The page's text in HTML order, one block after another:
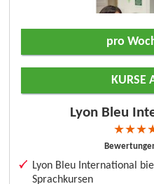
Lyon Bleu
★★★
Lyon Bleu International
Sprachkursen
pro
KURSE